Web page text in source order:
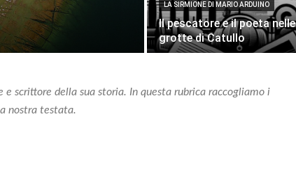
LA SIRMIONE DI MARIO ARDUINO
Il pescatore e il poeta nelle
grotte di Catullo
scrittore della sua storia. In questa rubrica raccogliamo i
nostra testata.